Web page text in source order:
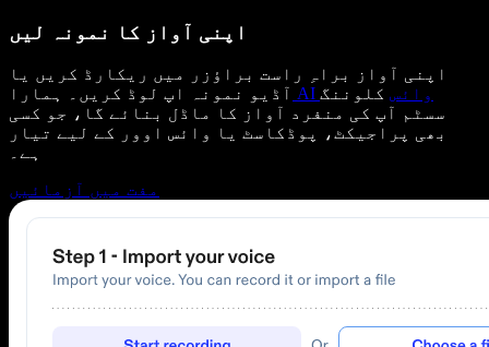
اپنی آواز کا نمونہ لیں
اپنی آواز براہِ راست براؤزر میں ریکارڈ کریں یا
آڈیو نمونہ اپ لوڈ کریں۔ ہمارا
AI وائس کلوننگ
سسٹم آپ کی منفرد آواز کا ماڈل بنائے گا، جو کسی
بھی پراجیکٹ، پوڈکاسٹ یا وائس اوور کے لیے تیار
ہے۔
مفت میں آزمائیں